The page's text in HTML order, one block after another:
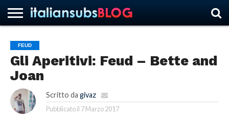
HOME
NEWS
ASCOLTI
RECENSIONI
INTERVISTE
CURIOSITÀ
CHI
SIAMO
CONTATTACI
FORUM
ITALIANSUBS
FEUD
Gli Aperitivi: Feud – Bette and
Joan
Scritto da givaz
Pubblicato il 7 Marzo 2017